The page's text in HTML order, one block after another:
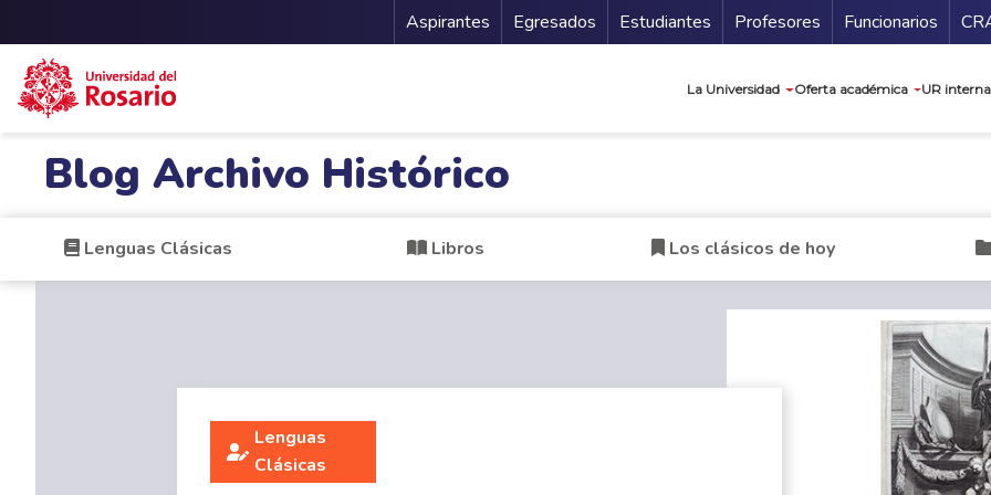
Menu Secundario
Aspirantes Egresados Estudiantes Profesores Funcionarios
La Universidad Oferta académica UR
Blog Archivo Histórico
Lenguas Clásicas Libros Los clásicos de hoy
Lenguas
Clásicas